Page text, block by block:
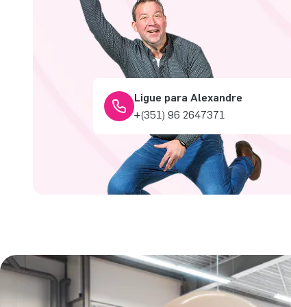
Ligue para Alexandre
+(351) 96 2647371